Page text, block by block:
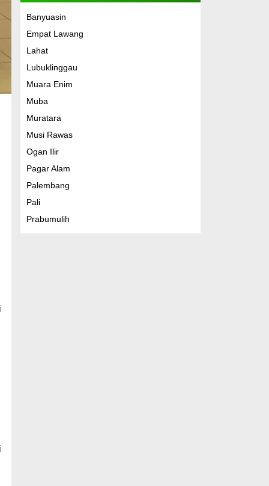
Banyuasin
Empat Lawang
Lahat
Lubuklinggau
Muara Enim
Muba
Muratara
Musi Rawas
Ogan Ilir
Pagar Alam
Palembang
Pali
Prabumulih